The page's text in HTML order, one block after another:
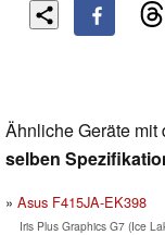
Ähnliche Geräte mit
selben
Asus F415JA-EK398
Iris Plus Graphics G7 (Ice